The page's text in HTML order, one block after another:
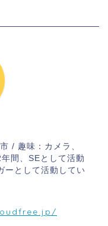
/ 趣味：カメラ、
間、SEとして活動
ーとして活動してい